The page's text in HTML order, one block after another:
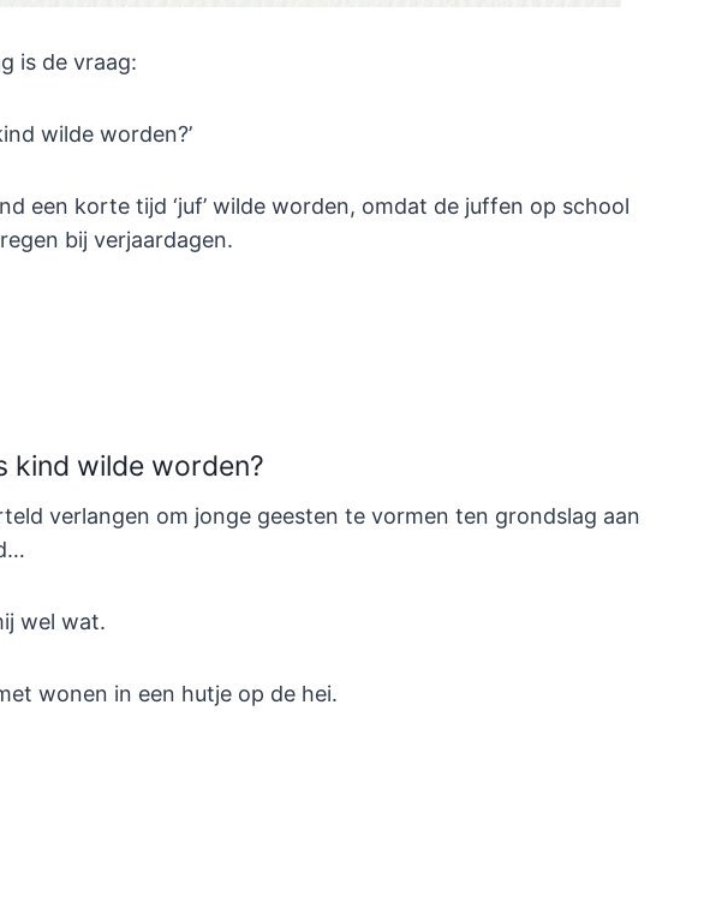
is de vraag:
wilde worden?’
een korte tijd ‘juf’ wilde worden, omdat de juffen op school
bij verjaardagen.
kind wilde worden?
verlangen om jonge geesten te vormen ten grondslag aan
wel wat.
wonen in een hutje op de hei.